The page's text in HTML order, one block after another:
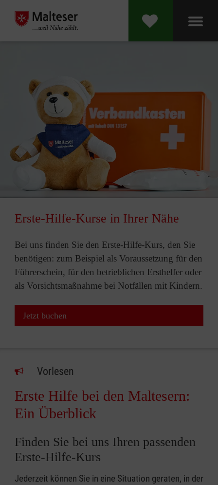
Erste-Hilfe-Kurse in Ihrer Nähe
Bei uns finden Sie den Erste-Hilfe-Kurs, den Sie
benötigen: zum Beispiel als Voraussetzung für den
Führerschein, für den betrieblichen Ersthelfer oder
als Vorsichtsmaßnahme bei Notfällen mit Kindern.
Jetzt buchen
Vorlesen
Erste Hilfe bei den Maltesern:
Ein Überblick
Finden Sie bei uns Ihren passenden
Erste-Hilfe-Kurs
Jederzeit können Sie in eine Situation geraten, in der